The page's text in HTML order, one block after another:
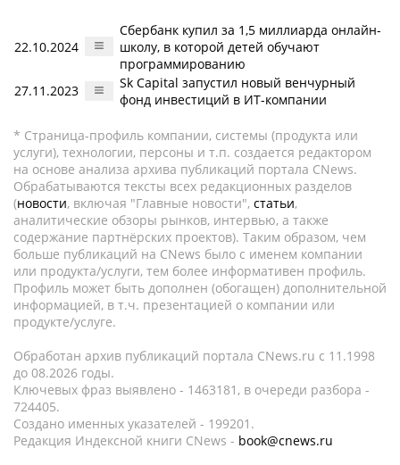
22.10.2024
Сбербанк купил за 1,5 миллиарда онлайн-
школу, в которой детей обучают
программированию
27.11.2023
Sk Capital запустил новый венчурный
фонд инвестиций в ИТ-компании
* Страница-профиль компании, системы (продукта или
услуги), технологии, персоны и т.п. создается редактором
на основе анализа архива публикаций портала CNews.
Обрабатываются тексты всех редакционных разделов
(новости, включая "Главные новости", статьи,
аналитические обзоры рынков, интервью, а также
содержание партнёрских проектов). Таким образом, чем
больше публикаций на CNews было с именем компании
или продукта/услуги, тем более информативен профиль.
Профиль может быть дополнен (обогащен) дополнительной
информацией, в т.ч. презентацией о компании или
продукте/услуге.
Обработан архив публикаций портала CNews.ru c 11.1998
до 08.2026 годы.
Ключевых фраз выявлено - 1463181, в очереди разбора -
724405.
Создано именных указателей - 199201.
Редакция Индексной книги CNews - book@cnews.ru